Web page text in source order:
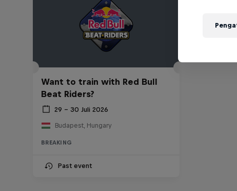
Want to train with Red Bull
Beat Riders?
29 – 30 Juli 2026
Budapest, Hungary
BREAKING
Past event